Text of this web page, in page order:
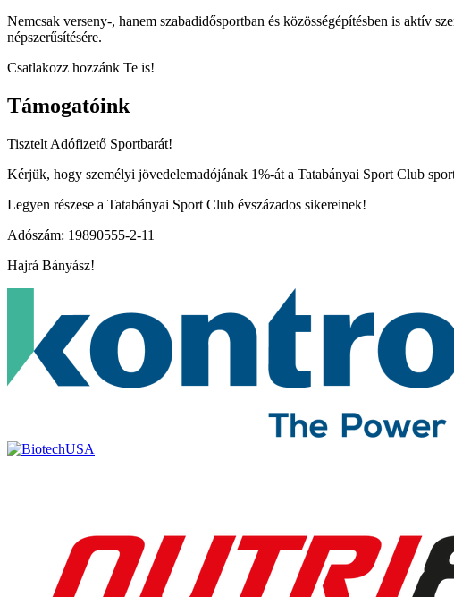
Nemcsak verseny-, hanem szabadidősportban és közösségépítésben is aktív
népszerűsítésére.
Csatlakozz hozzánk Te is!
Támogatóink
Tisztelt Adófizető Sportbarát!
Kérjük, hogy személyi jövedelemadójának 1%-át a Tatabányai Sport Club
Legyen részese a Tatabányai Sport Club évszázados sikereinek!
Adószám: 19890555-2-11
Hajrá Bányász!